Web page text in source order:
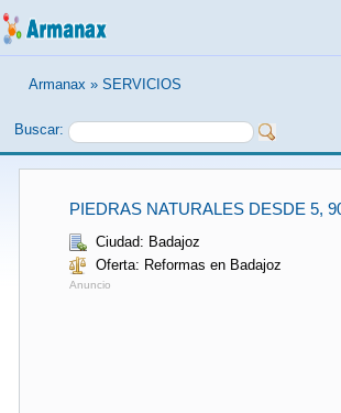
Armanax » SERVICIOS
Buscar:
PIEDRAS NATURALES DESDE 5,
Ciudad: Badajoz
Oferta: Reformas en Badajoz
Anuncio